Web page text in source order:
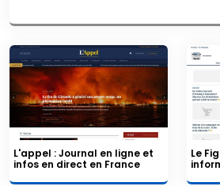
L'appel : Journal en ligne et
infos en direct en France
Le